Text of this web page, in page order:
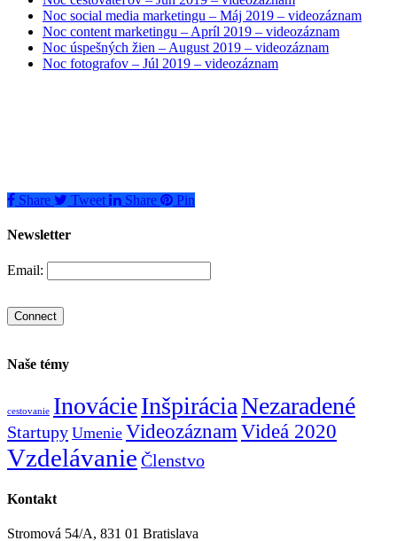
Noc social media marketingu – Máj 2019 – videozáznam
Noc content marketingu – Apríl 2019 – videozáznam
Noc úspešných žien – August 2019 – videozáznam
Noc fotografov – Júl 2019 – videozáznam
Share Tweet Share Pin
Newsletter
Email:
Naše témy
cestovanie InovácieInšpiráciaNezaradené
Startupy Umenie Videozáznam Videá 2020
Vzdelávanie Členstvo
Kontakt
Stromová 54/A, 831 01 Bratislava